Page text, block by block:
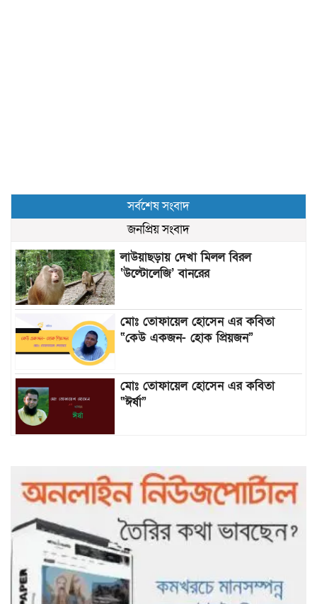
সর্বশেষ সংবাদ
জনপ্রিয় সংবাদ
লাউয়াছড়ায় দেখা মিলল বিরল
‘উল্টোলেজি’ বানরের
মোঃ তোফায়েল হোসেন এর কবিতা
“কেউ একজন- হোক প্রিয়জন”
মোঃ তোফায়েল হোসেন এর কবিতা
“ঈর্ষা”
আটকে পড়া ১০ পর্যটককে উদ্ধার করল
পুলিশ ও ফায়ার সার্ভিস
গাছ না কেটে আমাদের পুড়িয়ে মারলে
ভালো হতো’: বন বিভাগের নিষ্ঠুরতায়
নিঃস্ব কৃষক